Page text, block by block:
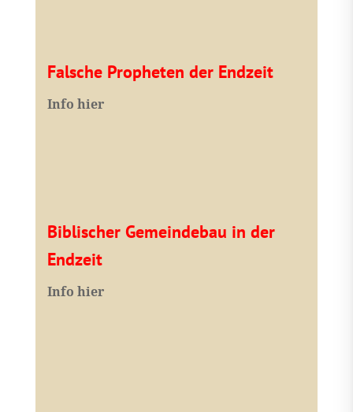
Falsche Propheten der Endzeit
Info hier
Biblischer Gemeindebau in der
Endzeit
Info hier